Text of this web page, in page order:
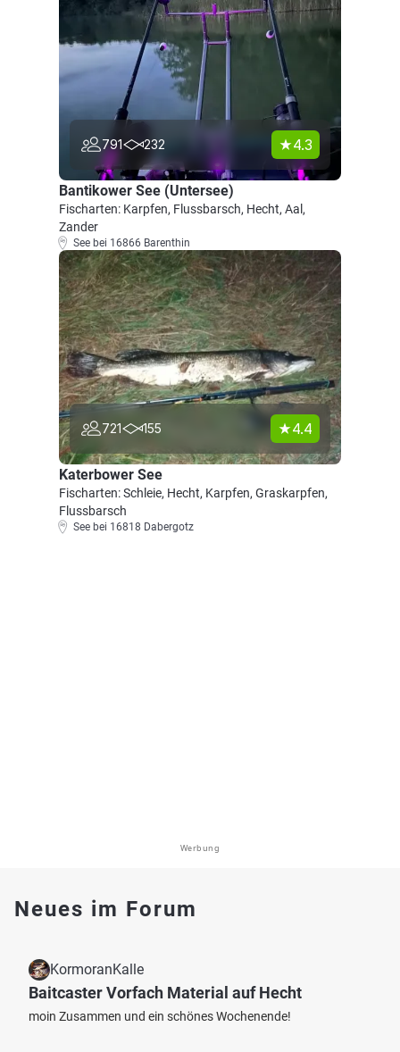
791 232 4.3
Bantikower See (Untersee)
Fischarten: Karpfen, Flussbarsch, Hecht, Aal,
Zander
See bei 16866 Barenthin
721 155 4.4
Katerbower See
Fischarten: Schleie, Hecht, Karpfen, Graskarpfen,
Flussbarsch
See bei 16818 Dabergotz
Werbung
Neues im Forum
KormoranKalle
Baitcaster Vorfach Material auf Hecht
moin Zusammen und ein schönes Wochenende!